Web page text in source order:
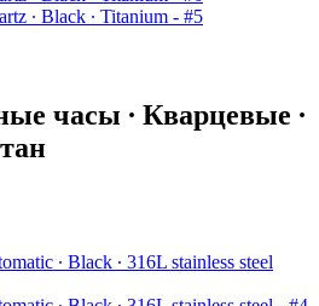
часы ∙ Кварцевые ∙